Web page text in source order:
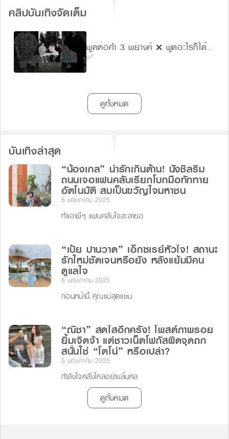
คลิปบันเทิงจัดเต็ม
พูดต่อคำ 3 พยางค์ ❌ พูดอะไรก็ได้..
✅
ดูทั้งหมด
บันเทิงล่าสุด
“น้องเกล” น่ารักเกินต้าน! นั่งชิลริม
ถนนเจอแฟนคลับเรียกโบกมือทักทาย
อัตโนมัติ สมเป็นขวัญใจมหาชน
6 พฤษภาคม 2025
ทำเอาพี่ๆ แฟนคลับใจละลายอ
“เป้ย ปานวาด” เอ็กซเรย์หัวใจ! สถานะ
รักใหม่ชัดเจนหรือยัง หลังแย้มมีคน
ดูแลใจ
6 พฤษภาคม 2025
ก่อนหน้านี้ คุณแม่สุดแซ่บ
“ณิชา” สดใสอีกครั้ง! โพสต์ภาพรอย
ยิ้มเจิดจ้า แต่ชาวเน็ตโฟกัสผิดจุดถก
สนั่นใช่ “โตโน่” หรือเปล่า?
5 พฤษภาคม 2025
กำลังใจหลั่งไหลอย่างล้นหล
ดูทั้งหมด